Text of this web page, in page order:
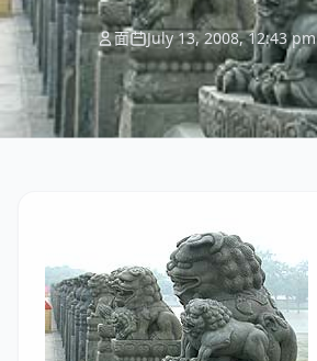
面 July 13, 2008, 12:43 pm